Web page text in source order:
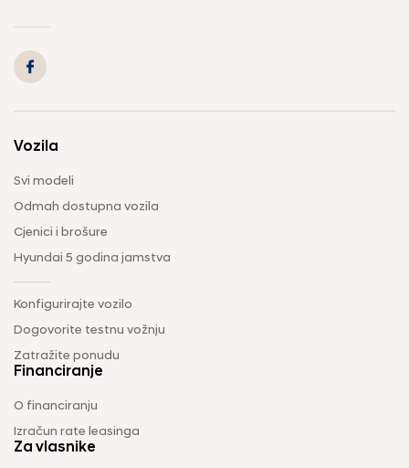
Vozila
Svi modeli
Odmah dostupna vozila
Cjenici i brošure
Hyundai 5 godina jamstva
Konfigurirajte vozilo
Dogovorite testnu vožnju
Zatražite ponudu
Financiranje
O financiranju
Izračun rate leasinga
Za vlasnike